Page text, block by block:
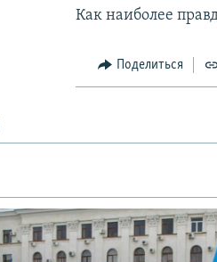
Как наиболее
Поделиться